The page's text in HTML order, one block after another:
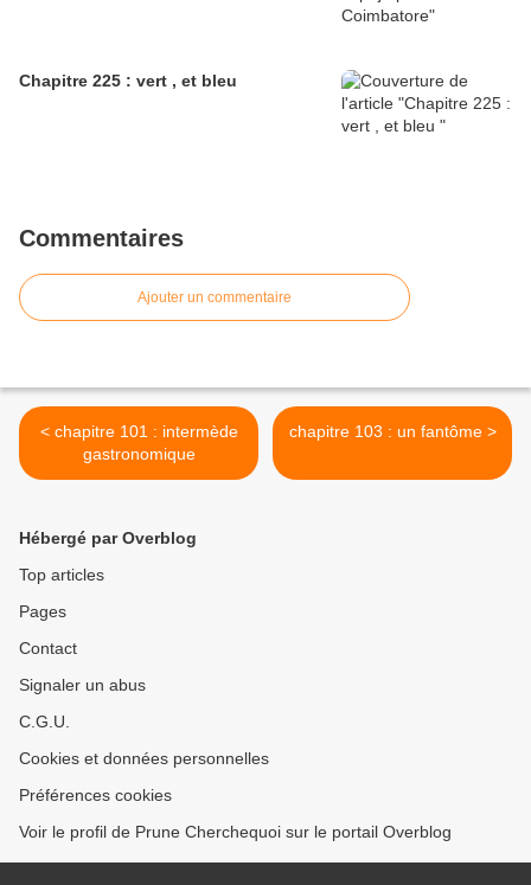
Chapitre 225 : vert , et bleu
Commentaires
Ajouter un commentaire
< chapitre 101 : intermède
gastronomique
chapitre 103 : un fantôme >
Hébergé par Overblog
Top articles
Pages
Contact
Signaler un abus
C.G.U.
Cookies et données personnelles
Préférences cookies
Voir le profil de Prune Cherchequoi sur le portail Overblog